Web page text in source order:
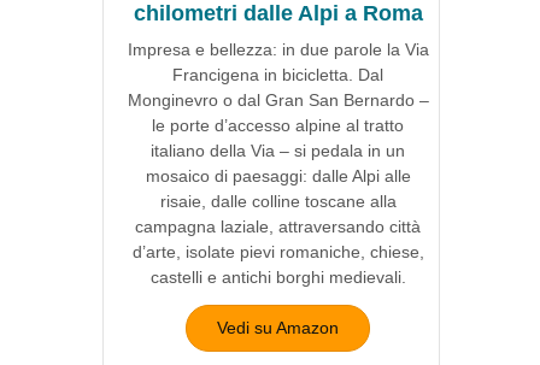
chilometri dalle Alpi a Roma
Impresa e bellezza: in due parole la Via
Francigena in bicicletta. Dal
Monginevro o dal Gran San Bernardo –
le porte d’accesso alpine al tratto
italiano della Via – si pedala in un
mosaico di paesaggi: dalle Alpi alle
risaie, dalle colline toscane alla
campagna laziale, attraversando città
d’arte, isolate pievi romaniche, chiese,
castelli e antichi borghi medievali.
Vedi su Amazon